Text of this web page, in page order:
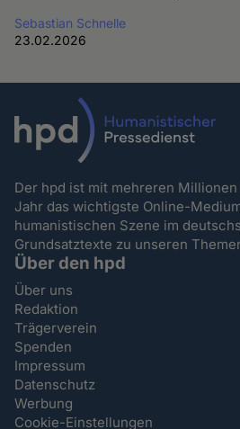
Sebastian Schnelle
23.02.2026
Der hpd ist mit mehreren
Jahr das wichtigste Online-
humanistischen Szene im
Grundsatztexte zu unseren
Über den hpd
Über uns
Redaktion
Trägerverein
Spenden
Impressum
Datenschutz
Werbung
Cookie-Einstellungen